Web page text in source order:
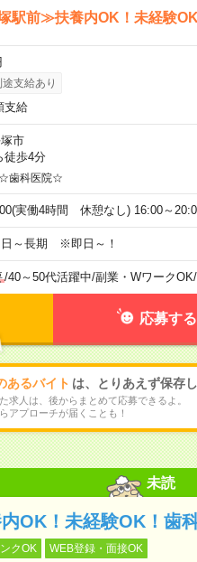
駅前≫扶養内OK！未経験
支給あり
支給
市
徒歩4分
歯科医院☆
実働4時間 休憩なし) 16:00～
日～長期 ※即日～！
/40～50代活躍中/副業・WワークOK/
応募する
あるバイト は、とりあえず保存
求人は、後からまとめて応募できるよ。
アプローチが届くことも！
未読
OK！未経験OK！歯
クOK WEB登録・面接OK